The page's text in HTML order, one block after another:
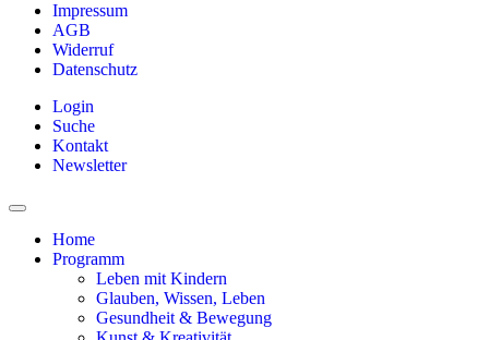
Impressum
AGB
Widerruf
Datenschutz
Login
Suche
Kontakt
Newsletter
Home
Programm
Leben mit Kindern
Glauben, Wissen, Leben
Gesundheit & Bewegung